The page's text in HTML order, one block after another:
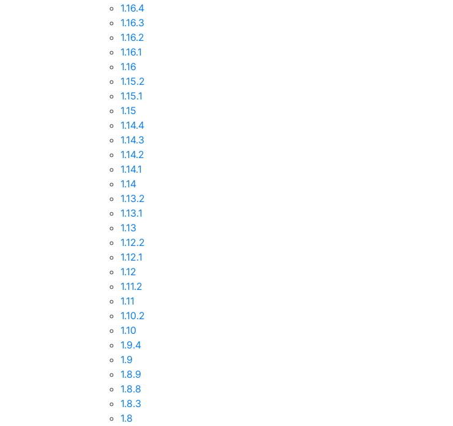
1.16.4
1.16.3
1.16.2
1.16.1
1.16
1.15.2
1.15.1
1.15
1.14.4
1.14.3
1.14.2
1.14.1
1.14
1.13.2
1.13.1
1.13
1.12.2
1.12.1
1.12
1.11.2
1.11
1.10.2
1.10
1.9.4
1.9
1.8.9
1.8.8
1.8.3
1.8